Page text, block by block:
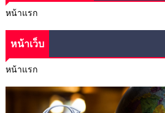
หน้าแรก
หน้าเว็บ
หน้าแรก